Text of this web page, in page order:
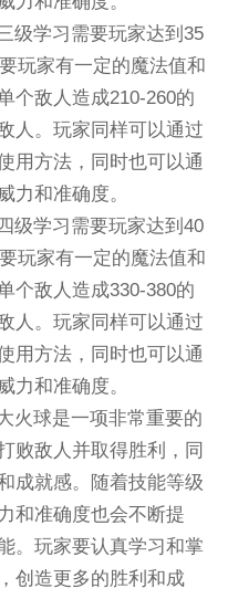
级学习需要玩家达到35
玩家有一定的魔法值和
个敌人造成210-260的
人。玩家同样可以通过
用方法，同时也可以通
力和准确度。
级学习需要玩家达到40
玩家有一定的魔法值和
个敌人造成330-380的
人。玩家同样可以通过
用方法，同时也可以通
力和准确度。
火球是一项非常重要的
败敌人并取得胜利，同
成就感。随着技能等级
和准确度也会不断提
。玩家要认真学习和掌
创造更多的胜利和成